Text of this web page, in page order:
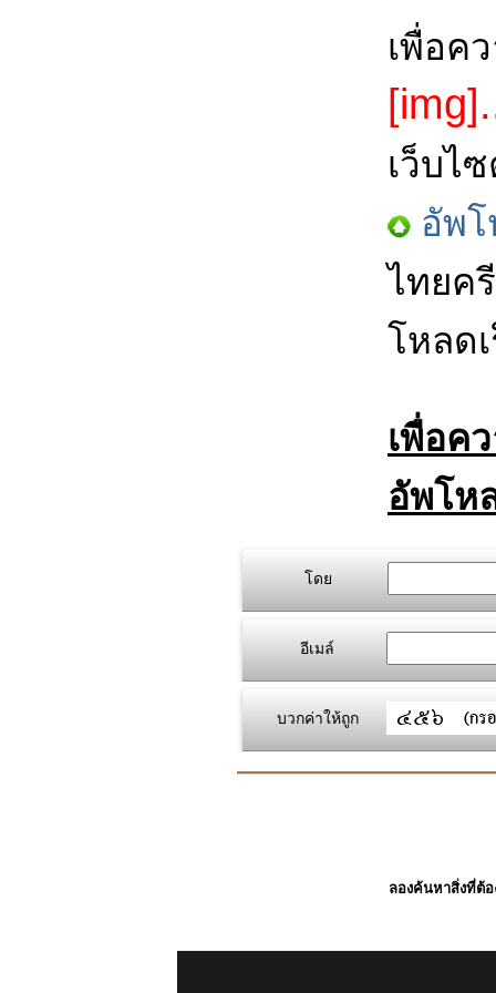
เพื่อค
เว็บไ
อัพ
ไทยค
โหลด
เพื่อค
อัพโห
โดย
อีเมล์
บวกค่าให้ถูก
ลองค้นหาสิ่งที่ต้อ